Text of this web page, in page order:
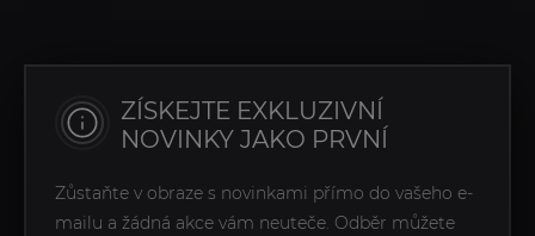
ZÍSKEJTE EXKLUZIVNÍ
NOVINKY JAKO PRVNÍ
Zůstaňte v obraze s novinkami přímo do vašeho e-
mailu a žádná akce vám neuteče. Odběr můžete